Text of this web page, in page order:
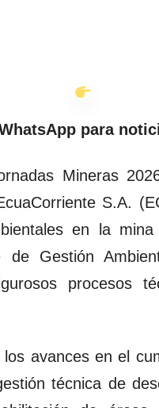
para
Mineras
S.A.
en la
de Gestión
procesos
avances en el
técnica de